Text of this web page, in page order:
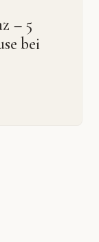
– 5
bei